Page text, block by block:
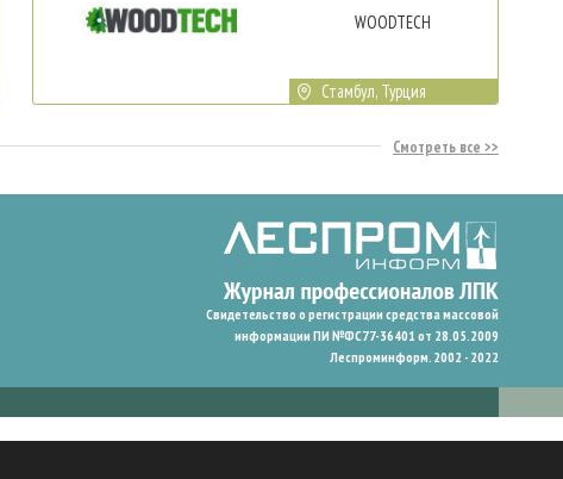
WOODTECH
Стамбул, Турция
Смотреть все
Свидетельство о регистрации средства массовой
информации ПИ №ФС77-36401 от 28.05.2009
Леспроминформ. 2002 - 2022
нам запомнить ваши предпочтения и улучшить пользовательский